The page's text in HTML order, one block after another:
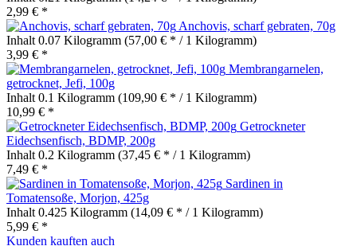
2,99 € *
Anchovis, scharf gebraten, 70g
Inhalt 0.07 Kilogramm (57,00 € * / 1 Kilogramm)
3,99 € *
Membrangarnelen,
getrocknet, Jefi, 100g
Inhalt 0.1 Kilogramm (109,90 € * / 1 Kilogramm)
10,99 € *
Getrockneter
Eidechsenfisch, BDMP, 200g
Inhalt 0.2 Kilogramm (37,45 € * / 1 Kilogramm)
7,49 € *
Sardinen in
Tomatensoße, Morjon, 425g
Inhalt 0.425 Kilogramm (14,09 € * / 1 Kilogramm)
5,99 € *
Kunden kauften auch